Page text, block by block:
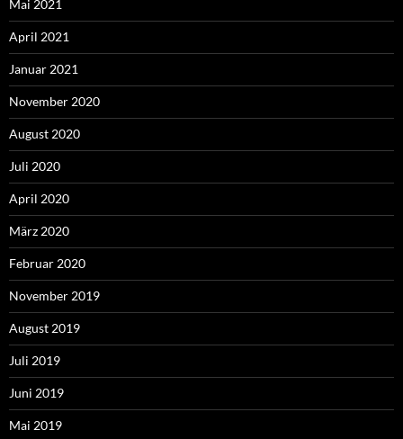
Mai 2021
April 2021
Januar 2021
November 2020
August 2020
Juli 2020
April 2020
März 2020
Februar 2020
November 2019
August 2019
Juli 2019
Juni 2019
Mai 2019